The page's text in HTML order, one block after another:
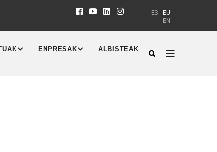
EU
ES
EN
ENPRESAK ALBISTEAK